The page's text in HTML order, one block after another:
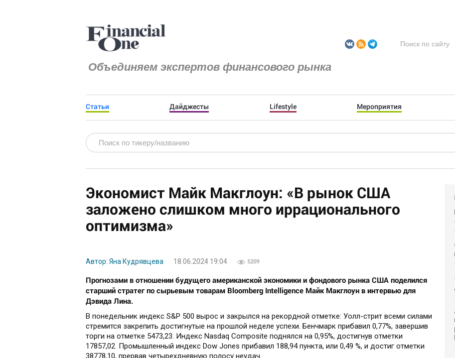
Объединяем экспертов финансового рынка
Статьи Дайджесты Lifestyle Мероприятия
Экономист Майк Макглоун: «В рынок США
заложено слишком много иррационального
оптимизма»
Автор: Яна Кудрявцева 18.06.2024 19:04 5209
Прогнозами в отношении будущего американской экономики и фондового рынка США поделился
старший стратег по сырьевым товарам Bloomberg Intelligence Майк Макглоун в интервью для
Дэвида Лина.
В понедельник индекс S&P 500 вырос и закрылся на рекордной отметке: Уолл-стрит всеми силами
стремится закрепить достигнутые на прошлой неделе успехи. Бенчмарк прибавил 0,77%, завершив
торги на отметке 5473,23. Индекс Nasdaq Composite поднялся на 0,95%, достигнув отметки
17857,02. Промышленный индекс Dow Jones прибавил 188,94 пункта, или 0,49 %, и достиг отметки
38778,10, прервав четырехдневную полосу неудач.